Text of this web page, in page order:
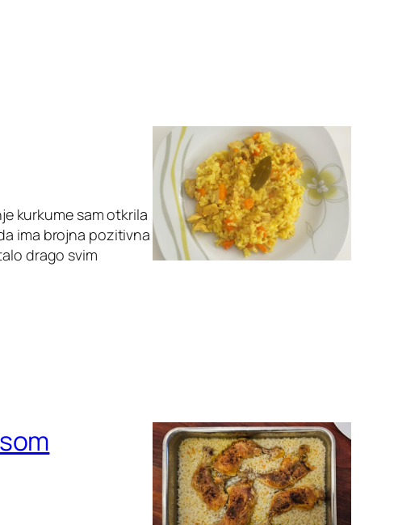
kurkume sam otkrila
ima brojna pozitivna
drago svim